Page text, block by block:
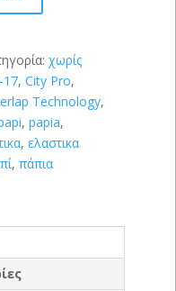
χωρίς
17, City Pro,
Technology,
, papia,
, ελαστικα
, πάπια